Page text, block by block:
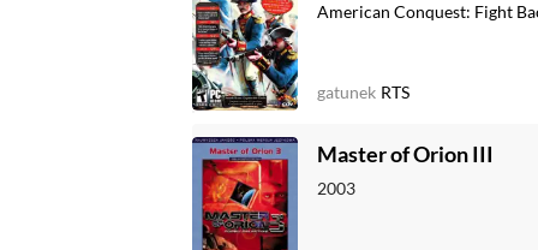
American Conquest: Fight
gatunek RTS
Master of Orion III
2003